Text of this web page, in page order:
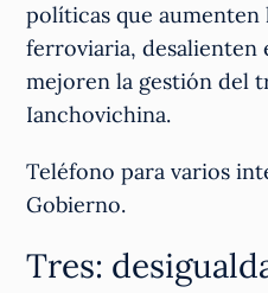
políticas que aumenten
ferroviaria,
mejoren la gestión del
Ianchovichina.
Teléfono para varios
Gobierno.
Tres: